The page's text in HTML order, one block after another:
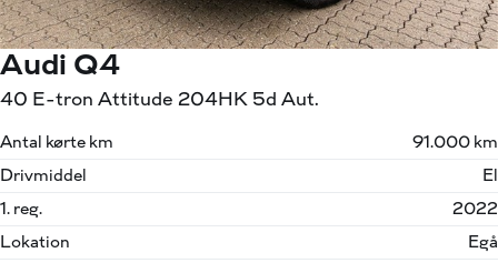
Audi Q4
40 E-tron Attitude 204HK 5d Aut.
Antal kørte km
91.000 km
Drivmiddel
El
1. reg.
2022
Lokation
Egå